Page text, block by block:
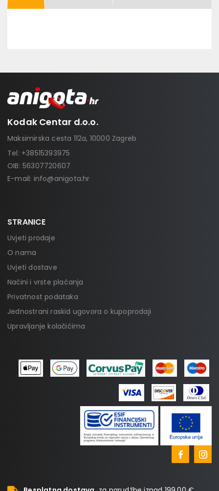
Kodak Centar d.o.o.
Maksimirska cesta 112a, 10000 Zagreb
Tel: +38515393975
OIB: 56307720607
E-mail: info@anigota.hr
STRANICE
Uvjeti prodaje
O nama
Uvjeti dostave
Načini i vrste plaćanja
Privatnost podataka
Jednostrani raskid ugovora o kupoprodaji
Upravljanje kolačićima